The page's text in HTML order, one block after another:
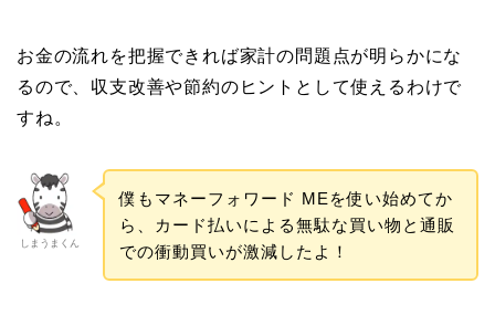
お金の流れを把握できれば家計の問題点が明らかにな
るので、収支改善や節約のヒントとして使えるわけで
すね。
しまうまくん
僕もマネーフォワード MEを使い始めてか
ら、カード払いによる無駄な買い物と通販
での衝動買いが激減したよ！